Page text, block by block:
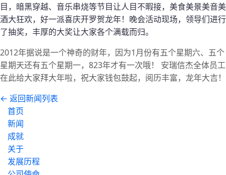
目，暗黑穿越、音乐串烧等节目让人目不暇接，美食美景美音美
酒大狂欢，好一派喜庆开罗贺龙年！晚会活动现场，领导们进行
了抽奖，丰厚的大奖让大家各个满载而归。
2012年据说是一个神奇的财年，因为1月份有五个星期六、五个
星期天还有五个星期一，823年才有一次哦！ 安瑞信杰全体员工
在此给大家拜大年啦，祝大家钱包鼓起，阅历丰富，龙年大吉！
← 返回新闻列表
首页
新闻
成就
关于
发展历程